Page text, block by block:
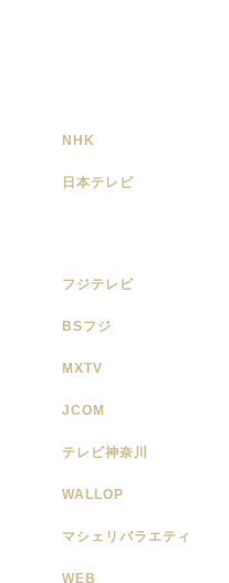
NHK
日本テレビ
フジテレビ
BSフジ
MXTV
JCOM
テレビ神奈川
WALLOP
マシェリバラエティ
WEB